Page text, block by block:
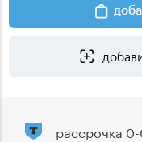
рассрочка